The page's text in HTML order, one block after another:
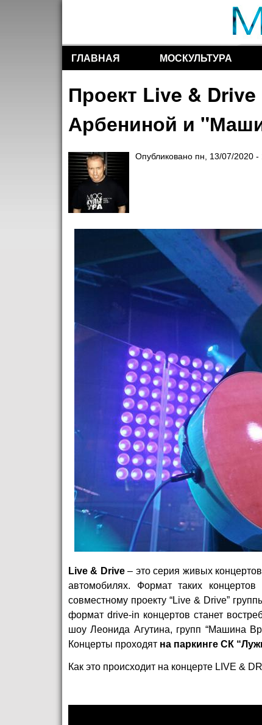
Разделы сайта
ГЛАВНАЯ МОСКУЛЬТУРА
Проект Live &
Арбениной и
Опубликовано пн, 13/07/2020 -
Live & Drive– это серия живых
автомобилях. Формат таких
совместному проекту “Live & Drive”
формат drive-in концертов станет
шоу Леонида Агутина, групп “Машина
Концерты проходят на паркинге СК
Как это происходит на концерте LIVE &